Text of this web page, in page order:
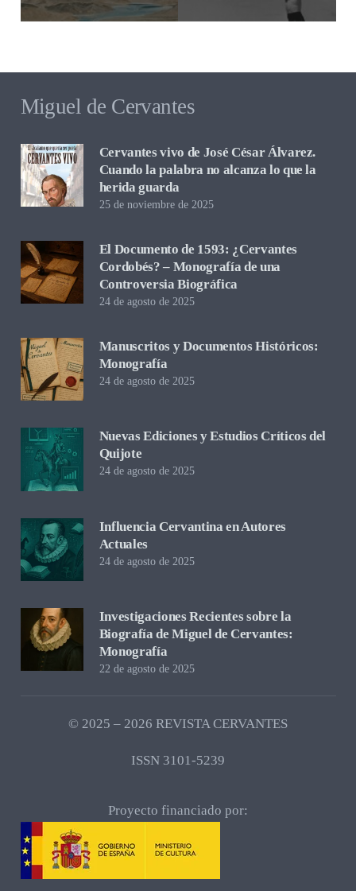
Miguel de Cervantes
Cervantes vivo de José César Álvarez.
Cuando la palabra no alcanza lo que la
herida guarda
25 de noviembre de 2025
El Documento de 1593: ¿Cervantes
Cordobés? – Monografía de una
Controversia Biográfica
24 de agosto de 2025
Manuscritos y Documentos Históricos:
Monografía
24 de agosto de 2025
Nuevas Ediciones y Estudios Críticos del
Quijote
24 de agosto de 2025
Influencia Cervantina en Autores
Actuales
24 de agosto de 2025
Investigaciones Recientes sobre la
Biografía de Miguel de Cervantes:
Monografía
22 de agosto de 2025
© 2025 – 2026 REVISTA CERVANTES
ISSN 3101-5239
Proyecto financiado por: